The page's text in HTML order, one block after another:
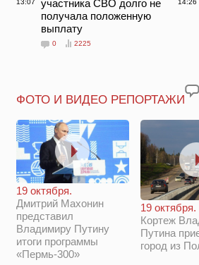
13:07
участника СВО долго не
получала положенную
выплату
0 2225
14:26
ФОТО И ВИДЕО РЕПОРТАЖИ
19 октября.
Дмитрий Махонин
представил
Владимиру Путину
итоги программы
«Пермь-300»
19 октября.
Кортеж
Путина
город из